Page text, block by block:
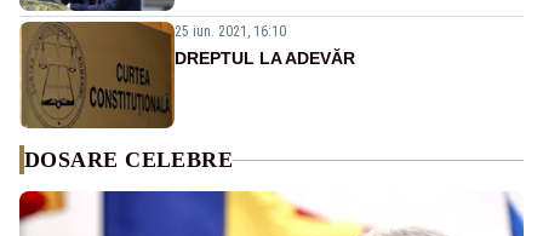
25 iun. 2021, 16:10
DREPTUL LA ADEVĂR
DOSARE CELEBRE